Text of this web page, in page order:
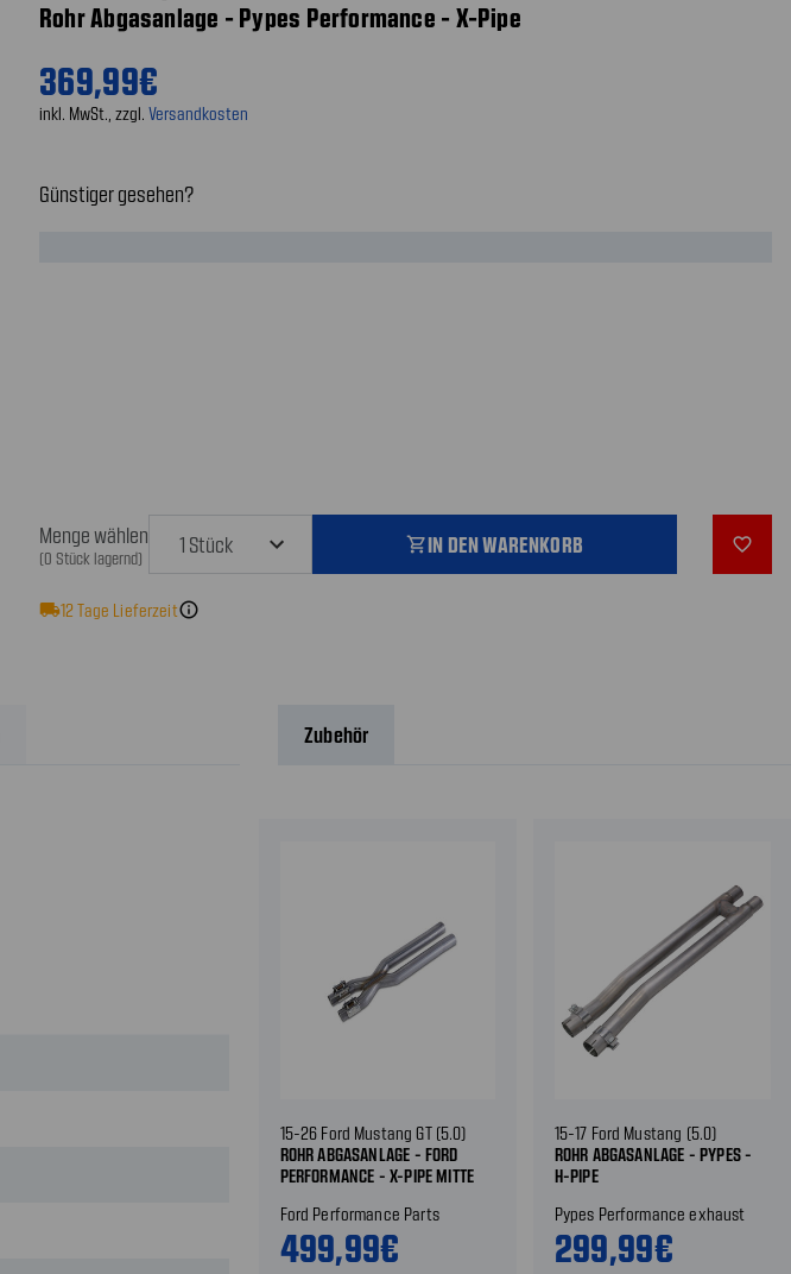
Rohr Abgasanlage - Pypes Performance - X-Pipe
369,99€
inkl. MwSt., zzgl. Versandkosten
Günstiger gesehen?
Menge wählen
(0 Stück lagernd)
shopping_cartIN DEN WARENKORB favorite_outline
local_shipping12Tage Lieferzeitinfo
Zubehör
15-26 Ford Mustang GT (5.0)
ROHR ABGASANLAGE - FORD
PERFORMANCE - X-PIPE MITTE
Ford Performance Parts
499,99€
15-17 Ford Mustang (5.0)
ROHR ABGASANLAGE - PYPES -
H-PIPE
Pypes Performance exhaust
299,99€